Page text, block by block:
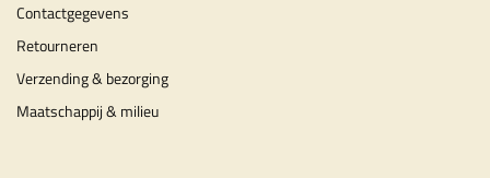
Contactgegevens
Retourneren
Verzending & bezorging
Maatschappij & milieu